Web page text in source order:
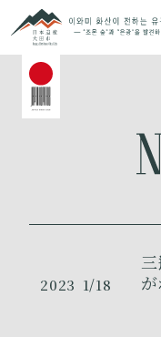
2023 1/18